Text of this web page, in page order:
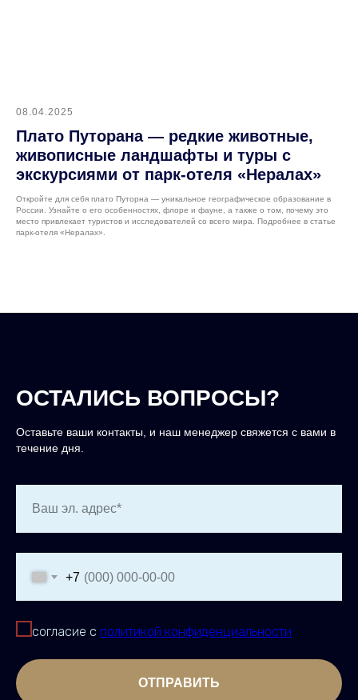
08.04.2025
Плато Путорана — редкие животные,
живописные ландшафты и туры с
экскурсиями от парк-отеля «Нералах»
Откройте для себя плато Путорна — уникальное географическое образование в
России. Узнайте о его особенностях, флоре и фауне, а также о том, почему это
место привлекает туристов и исследователей со всего мира. Подробнее в статье
парк-отеля «Нералах».
ОСТАЛИСЬ ВОПРОСЫ?
Оставьте ваши контакты, и наш менеджер свяжется с вами в
течение дня.
Ваш эл. адрес*
+7
согласие с политикой конфиденциальности
ОТПРАВИТЬ